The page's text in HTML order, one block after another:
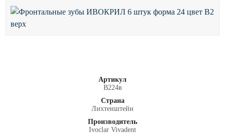
Артикул
В224в
Страна
Лихтенштейн
Производитель
Ivoclar Vivadent